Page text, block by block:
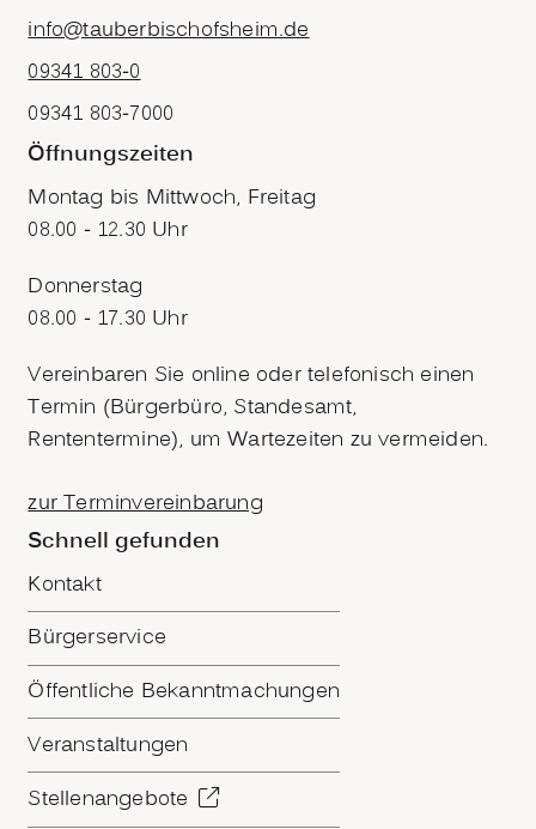
info@tauberbischofsheim.de
09341 803-0
09341 803-7000
Öffnungszeiten
Montag bis Mittwoch, Freitag
08.00 - 12.30 Uhr
Donnerstag
08.00 - 17.30 Uhr
Vereinbaren Sie online oder telefonisch einen
Termin (Bürgerbüro, Standesamt,
Rententermine), um Wartezeiten zu vermeiden.
zur Terminvereinbarung
Schnell gefunden
Kontakt
Bürgerservice
Öffentliche Bekanntmachungen
Veranstaltungen
Stellenangebote